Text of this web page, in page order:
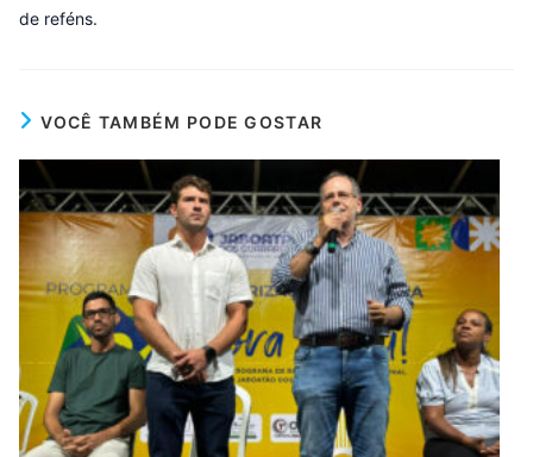
de reféns.
VOCÊ TAMBÉM PODE GOSTAR